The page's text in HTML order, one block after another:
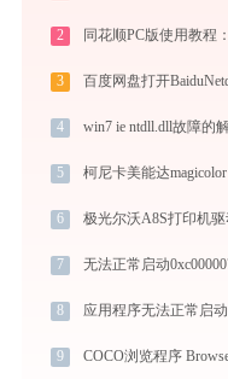
2
3
4 win7 ie ntdll.dll故障的
5
6
7 无法正常启动
8 应用程序无法正常启动
9